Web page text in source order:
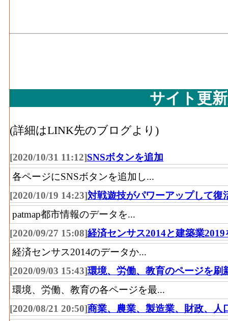
物
天然記念
物
高池の虫喰岩
物
鳥巣半島の泥岩岩脈
天然記念
物
田辺市
栗栖川亀甲石包含層
天然記念
物
熊野速玉神社のナギ
天然記念
物
古座川の一枚岩
天然記念
物
古座川
江須崎暖地性植物群落
天然記念
すさみ
サイト更
(詳細はLINK先のブログより)
[2020/10/31 11:12]SNSボタンを追加
各ページにSNSボタンを追加し...
[2020/10/19 14:23]対戦遊技がパワーアップして復
patmap都市情報のデータを...
[2020/09/27 15:08]経済センサス2014と建築業2019
経済センサス2014のデータか...
[2020/09/03 15:43]環境、労働、教育のページを刷
環境、労働、教育の各ページを最...
[2020/08/21 20:50]商業、農業、製造業、財政、人